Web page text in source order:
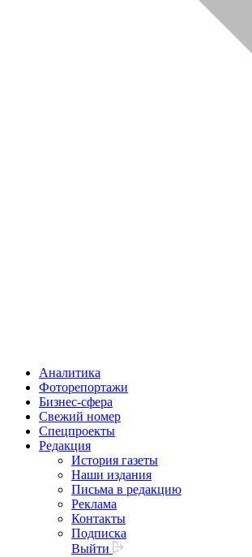
Аналитика
Фоторепортажи
Бизнес-сфера
Свежий номер
Спецпроекты
Редакция
История газеты
Наши издания
Письма в редакцию
Реклама
Контакты
Подписка
Выйти